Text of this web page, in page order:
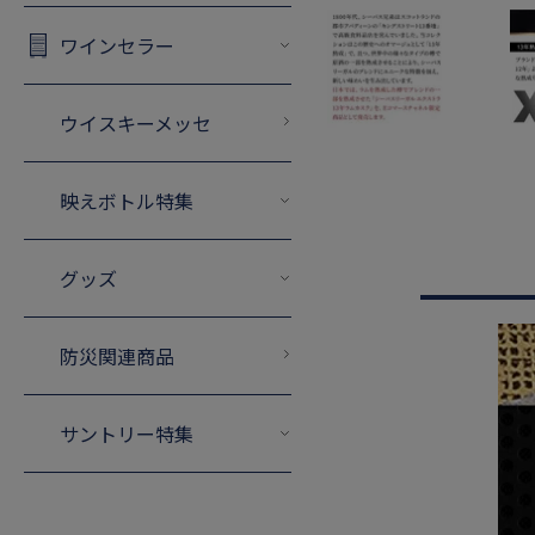
ワインセラー
ウイスキーメッセ
映えボトル特集
グッズ
防災関連商品
サントリー特集